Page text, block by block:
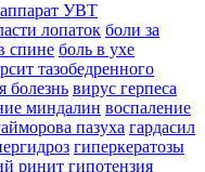
аппарат УВТ
лопаток боли за
спине боль в ухе
тазобедренного
болезнь вирус герпеса
миндалин воспаление
пазуха гардасил
гиперкератозы
ринит гипотензия